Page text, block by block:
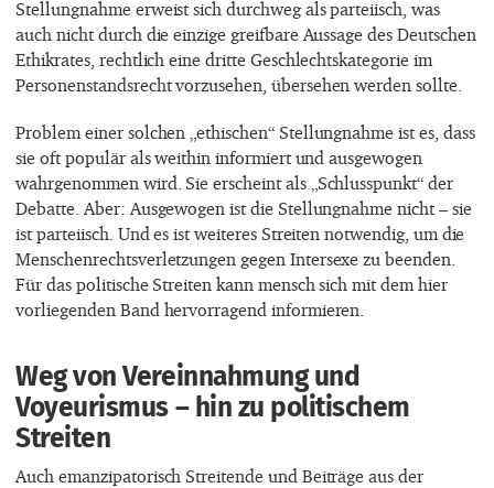
Stellungnahme erweist sich durchweg als parteiisch, was
auch nicht durch die einzige greifbare Aussage des Deutschen
Ethikrates, rechtlich eine dritte Geschlechtskategorie im
Personenstandsrecht vorzusehen, übersehen werden sollte.
Problem einer solchen „ethischen“ Stellungnahme ist es, dass
sie oft populär als weithin informiert und ausgewogen
wahrgenommen wird. Sie erscheint als „Schlusspunkt“ der
Debatte. Aber: Ausgewogen ist die Stellungnahme nicht – sie
ist parteiisch. Und es ist weiteres Streiten notwendig, um die
Menschenrechtsverletzungen gegen Intersexe zu beenden.
Für das politische Streiten kann mensch sich mit dem hier
vorliegenden Band hervorragend informieren.
Weg von Vereinnahmung und
Voyeurismus – hin zu politischem
Streiten
Auch emanzipatorisch Streitende und Beiträge aus der